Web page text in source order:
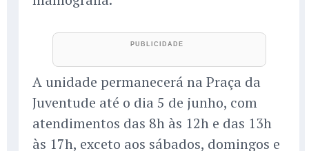
A unidade permanecerá na Praça da
Juventude até o dia 5 de junho, com
atendimentos das 8h às 12h e das 13h
às 17h, exceto aos sábados, domingos e